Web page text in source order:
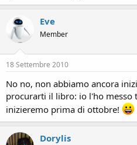
Eve
Member
18 Settembre 2010
No no, non abbiamo ancora
procurarti il libro: io l'ho messo
inizieremo prima di ottobre!
Dorylis